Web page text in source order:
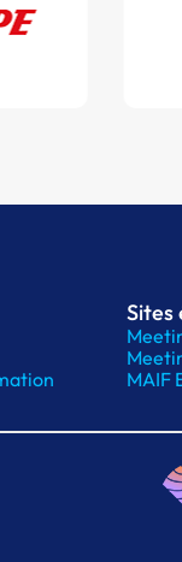
Sites
MAIF